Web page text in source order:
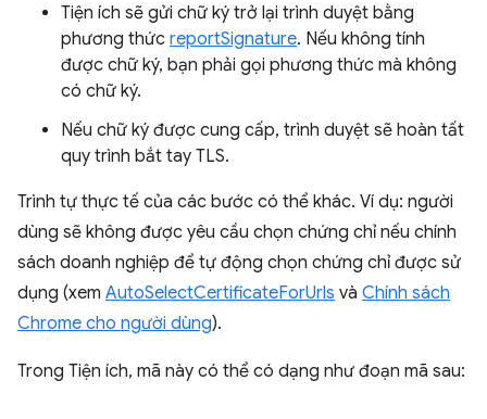
Tiện ích sẽ gửi chữ ký trở lại trình duyệt bằng
phương thức reportSignature. Nếu không tính
được chữ ký, bạn phải gọi phương thức mà không
có chữ ký.
Nếu chữ ký được cung cấp, trình duyệt sẽ hoàn tất
quy trình bắt tay TLS.
Trình tự thực tế của các bước có thể khác. Ví dụ: người
dùng sẽ không được yêu cầu chọn chứng chỉ nếu chính
sách doanh nghiệp để tự động chọn chứng chỉ được sử
dụng (xem AutoSelectCertificateForUrls và Chính sách
Chrome cho người dùng).
Trong Tiện ích, mã này có thể có dạng như đoạn mã sau: